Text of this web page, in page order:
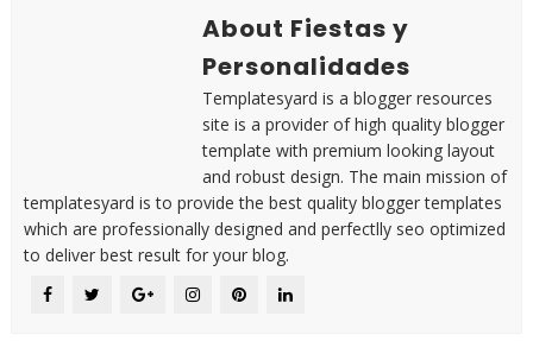
About Fiestas y
Personalidades
Templatesyard is a blogger resources
site is a provider of high quality blogger
template with premium looking layout
and robust design. The main mission of
templatesyard is to provide the best quality blogger templates
which are professionally designed and perfectlly seo optimized
to deliver best result for your blog.